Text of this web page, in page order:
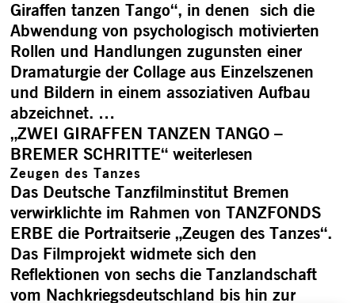
Giraffen tanzen Tango“, in denen sich die
Abwendung von psychologisch motivierten
Rollen und Handlungen zugunsten einer
Dramaturgie der Collage aus Einzelszenen
und Bildern in einem assoziativen Aufbau
abzeichnet. …
„ZWEI GIRAFFEN TANZEN TANGO –
BREMER SCHRITTE“weiterlesen
Zeugen des Tanzes
Das Deutsche Tanzfilminstitut Bremen
verwirklichte im Rahmen von TANZFONDS
ERBE die Portraitserie „Zeugen des Tanzes“.
Das Filmprojekt widmete sich den
Reflektionen von sechs die Tanzlandschaft
vom Nachkriegsdeutschland bis hin zur